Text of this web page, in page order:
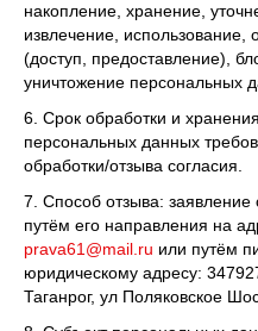
накопление, хранение,
извлечение, использование,
(доступ, предоставление),
уничтожение персональных
6. Срок обработки и
персональных данных
обработки/отзыва согласия.
7. Способ отзыва:
путём его направления на
prava61@mail.ru или путём
юридическому адресу:
Таганрог, ул Поляковское